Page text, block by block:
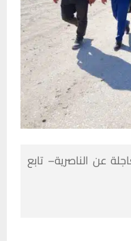
عن الناصرية– تابع